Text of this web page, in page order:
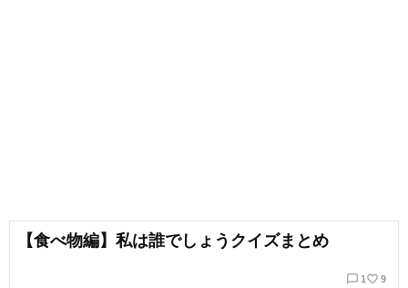
【食べ物編】私は誰でしょうクイズまとめ
chat_bubble_outline 1 favorite_border 9